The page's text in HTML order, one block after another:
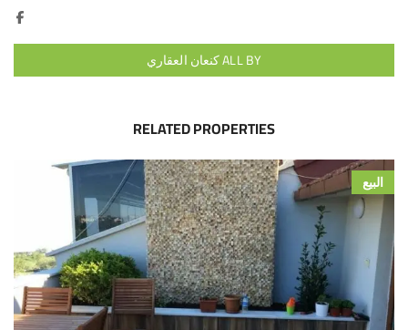
ALL BY كنعان العقاري
RELATED PROPERTIES
البيع